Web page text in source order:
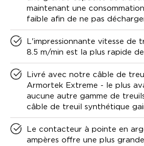
maintenant une
faible afin de ne pas
L'impressionnante vitesse de
8.5 m/min est la plus rapide
Livré avec notre câble de
Armortek Extreme - le plus
aucune autre gamme de
câble de treuil synthétique
Le contacteur à pointe en
ampères offre une plus